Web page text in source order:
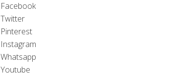
Facebook
Twitter
Pinterest
Instagram
Whatsapp
Youtube